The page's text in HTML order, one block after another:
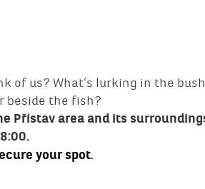
of us? What’s lurking in the
beside the fish?
Přístav area and its
your spot.